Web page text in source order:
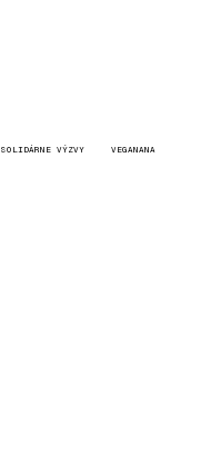
SOLIDÁRNE VÝZVY VEGANANA